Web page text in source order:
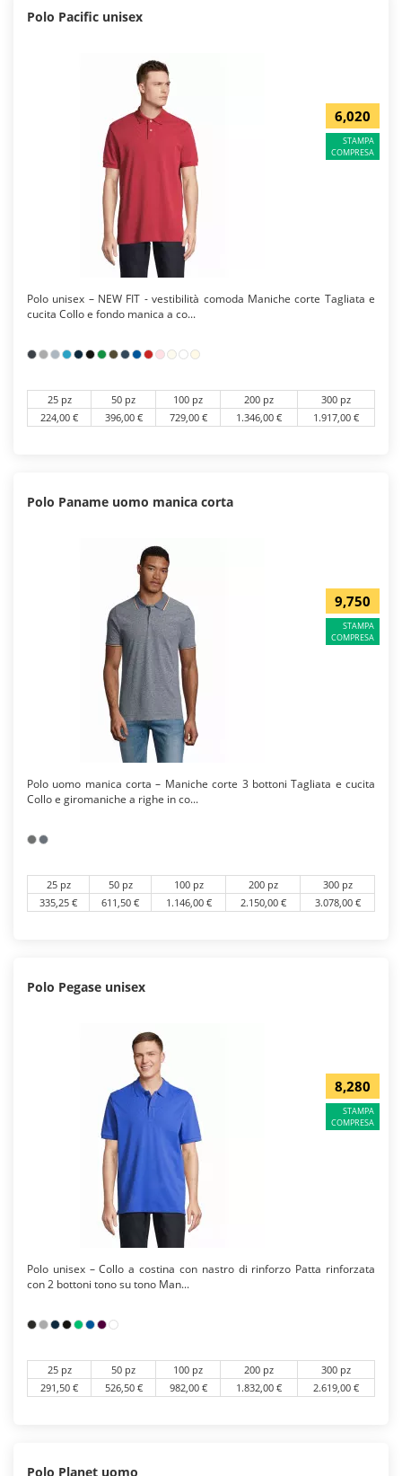
Polo Pacific unisex
6,020
STAMPA
COMPRESA
Polo unisex – NEW FIT - vestibilità comoda Maniche corte Tagliata e
cucita Collo e fondo manica a co...
25 pz 50 pz 100 pz 200 pz
300 pz
224,00 €
396,00 € 729,00 € 1.346,00 € 1.917,00 €
Polo Paname uomo manica corta
9,750
STAMPA
COMPRESA
Polo uomo manica corta – Maniche corte 3 bottoni Tagliata e cucita
Collo e giromaniche a righe in co...
25 pz 50 pz 100 pz 200 pz
300 pz
335,25 €
611,50 € 1.146,00 € 2.150,00 € 3.078,00 €
Polo Pegase unisex
8,280
STAMPA
COMPRESA
Polo unisex – Collo a costina con nastro di rinforzo Patta rinforzata
con 2 bottoni tono su tono Man...
25 pz 50 pz 100 pz 200 pz
300 pz
291,50 €
526,50 € 982,00 € 1.832,00 € 2.619,00 €
Polo Planet uomo